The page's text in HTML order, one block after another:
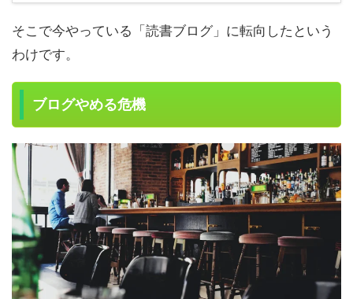
そこで今やっている「読書ブログ」に転向したという
わけです。
ブログやめる危機